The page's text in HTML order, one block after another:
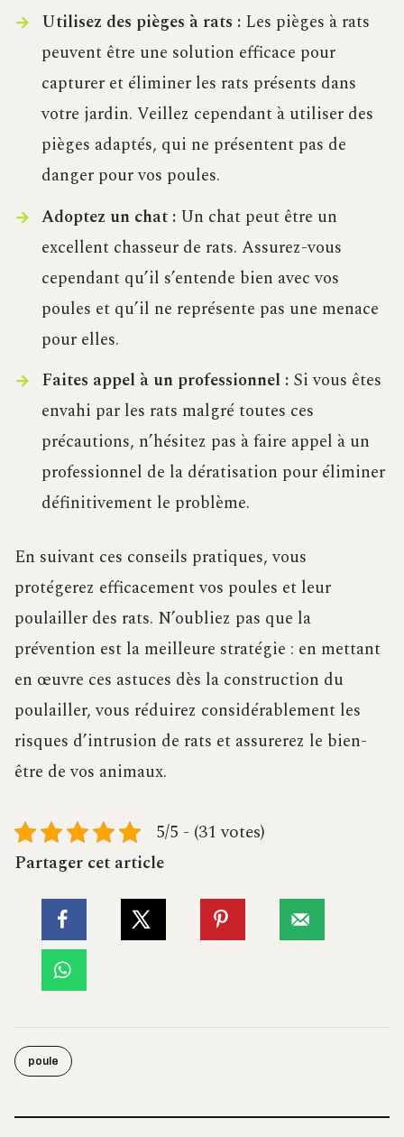
Utilisez des pièges à rats :Les pièges à rats
peuvent être une solution efficace pour
capturer et éliminer les rats présents dans
votre jardin. Veillez cependant à utiliser des
pièges adaptés, qui ne présentent pas de
danger pour vos poules.
Adoptez un chat :Un chat peut être un
excellent chasseur de rats. Assurez-vous
cependant qu’il s’entende bien avec vos
poules et qu’il ne représente pas une menace
pour elles.
Faites appel à un professionnel :Si vous êtes
envahi par les rats malgré toutes ces
précautions, n’hésitez pas à faire appel à un
professionnel de la dératisation pour éliminer
définitivement le problème.
En suivant ces conseils pratiques, vous
protégerez efficacement vos poules et leur
poulailler des rats. N’oubliez pas que la
prévention est la meilleure stratégie : en mettant
en œuvre ces astuces dès la construction du
poulailler, vous réduirez considérablement les
risques d’intrusion de rats et assurerez le bien-
être de vos animaux.
5/5 - (31 votes)
Partager cet article
poule